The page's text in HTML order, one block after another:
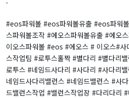
#eos파워볼 #eos파워볼유출 #eos파워
스파워볼조작 #에오스파워볼유출 #에오
이오스파워볼 #eos #에오스 # 이오스#사
스작업팀 #로투스홀짝 #별다리 #별다리
로투스 #네임드사다리 #사다리 #사다리
네임드사다리밸런스 #네임드밸런스 #사
드밸런스작업 #밸런스작업장 #다리다리